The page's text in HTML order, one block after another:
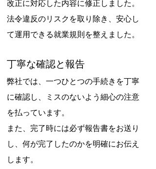
改正に対応した内容に修正しました。
法令違反のリスクを取り除き、安心し
て運用できる就業規則を整えました。
丁寧な確認と報告
弊社では、一つひとつの手続きを丁寧
に確認し、ミスのないよう細心の注意
を払っています。
また、完了時には必ず報告書をお送り
し、何が完了したのかを明確にお伝え
します。